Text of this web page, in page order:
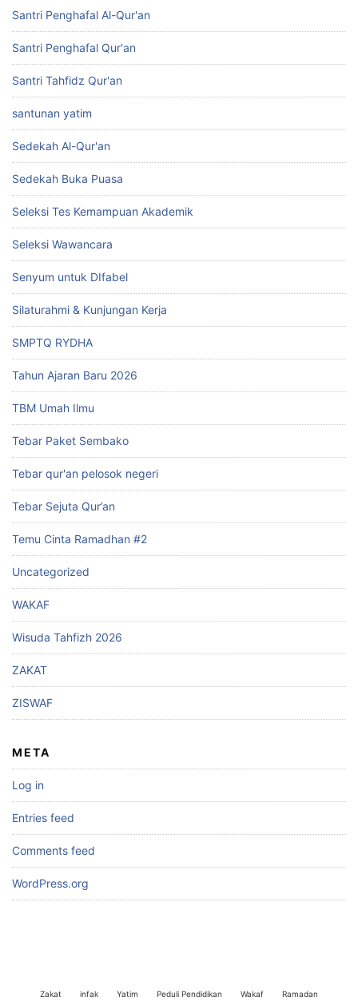
Santri Penghafal Al-Qur'an
Santri Penghafal Qur'an
Santri Tahfidz Qur'an
santunan yatim
Sedekah Al-Qur'an
Sedekah Buka Puasa
Seleksi Tes Kemampuan Akademik
Seleksi Wawancara
Senyum untuk DIfabel
Silaturahmi & Kunjungan Kerja
SMPTQ RYDHA
Tahun Ajaran Baru 2026
TBM Umah Ilmu
Tebar Paket Sembako
Tebar qur'an pelosok negeri
Tebar Sejuta Qur’an
Temu Cinta Ramadhan #2
Uncategorized
WAKAF
Wisuda Tahfizh 2026
ZAKAT
ZISWAF
META
Log in
Entries feed
Comments feed
WordPress.org
Zakat infak Yatim Peduli Pendidikan Wakaf Ramadan